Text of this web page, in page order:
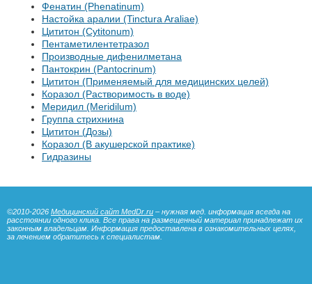
Фенатин (Phenatinum)
Настойка аралии (Tinctura Araliae)
Цититон (Cytitonum)
Пентаметилентетразол
Производные дифенилметана
Пантокрин (Pantocrinum)
Цититон (Применяемый для медицинских целей)
Коразол (Растворимость в воде)
Меридил (Meridilum)
Группа стрихнина
Цититон (Дозы)
Коразол (В акушерской практике)
Гидразины
©2010-2026 Медицинский сайт MedDr.ru – нужная мед. информация всегда на
расстоянии одного клика. Все права на размещенный материал принадлежат их
законным владельцам. Информация предоставлена в ознакомительных целях,
за лечением обратитесь к специалистам.